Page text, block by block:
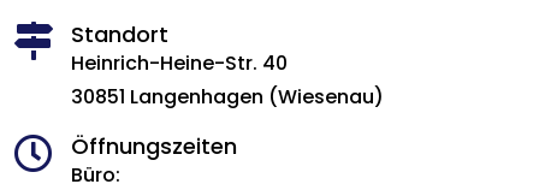
 Standort
Heinrich-Heine-Str. 40
30851 Langenhagen (Wiesenau)
 Öffnungszeiten
Büro: